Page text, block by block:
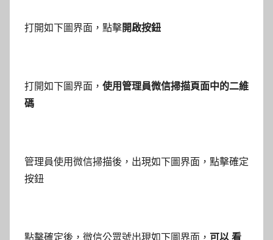
打開如下圖界面，點擊開啟按鈕
打開如下圖界面， 使用管理員微信掃描頁面中的二維
碼
管理員使用微信掃描後，出現如下圖界面，點擊確定
按鈕
點擊確定後，微信公眾號出現如下圖界面， 可以 看